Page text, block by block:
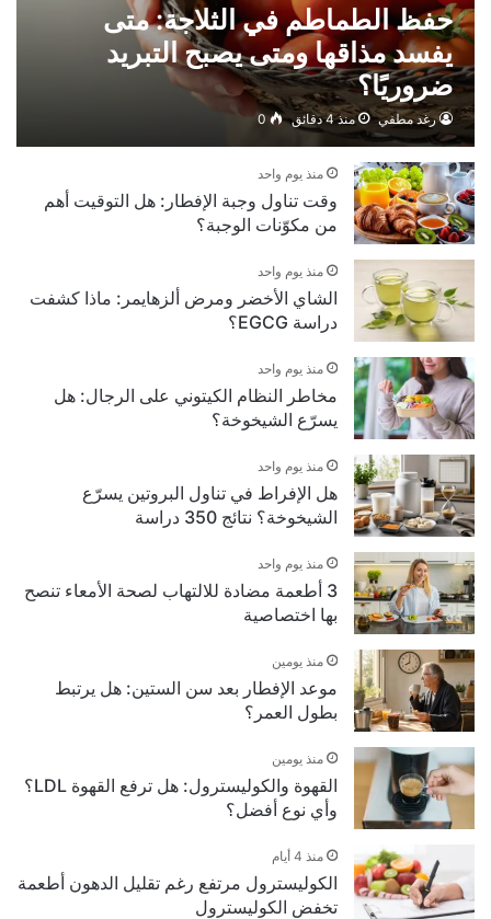
حفظ الطماطم في الثلاجة: متى
يفسد مذاقها ومتى يصبح التبريد
ضروريًا؟
رغد مطفي منذ 4 دقائق 0
منذ يوم واحد
وقت تناول وجبة الإفطار: هل التوقيت أهم
من مكوّنات الوجبة؟
منذ يوم واحد
الشاي الأخضر ومرض ألزهايمر: ماذا كشفت
دراسة EGCG؟
منذ يوم واحد
مخاطر النظام الكيتوني على الرجال: هل
يسرّع الشيخوخة؟
منذ يوم واحد
هل الإفراط في تناول البروتين يسرّع
الشيخوخة؟ نتائج 350 دراسة
منذ يوم واحد
3 أطعمة مضادة للالتهاب لصحة الأمعاء تنصح
بها اختصاصية
منذ يومين
موعد الإفطار بعد سن الستين: هل يرتبط
بطول العمر؟
منذ يومين
القهوة والكوليسترول: هل ترفع القهوة LDL؟
وأي نوع أفضل؟
منذ 4 أيام
الكوليسترول مرتفع رغم تقليل الدهون أطعمة
تخفض الكوليسترول